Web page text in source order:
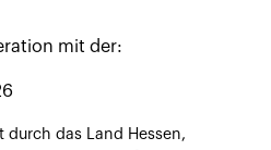
mit der:
durch das Land Hessen,